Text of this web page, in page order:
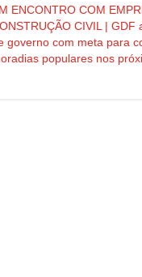
ENCONTRO COM
CIVIL | GDF
governo com meta para
populares nos